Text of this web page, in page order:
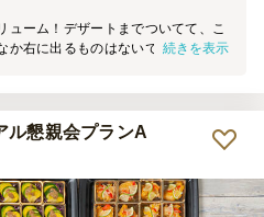
ューム！デザートまでついてて、こ
か右に出るものはないですね。 割
続きを表示
ル懇親会プランA